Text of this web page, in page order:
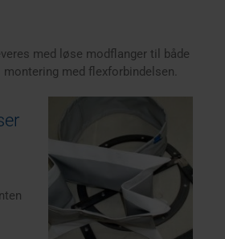
med løse modflanger til både
med flexforbindelsen.